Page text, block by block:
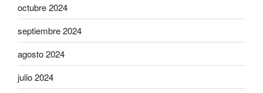
octubre 2024
septiembre 2024
agosto 2024
julio 2024